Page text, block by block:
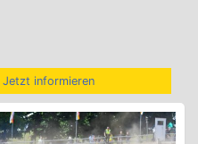
Jetzt informieren